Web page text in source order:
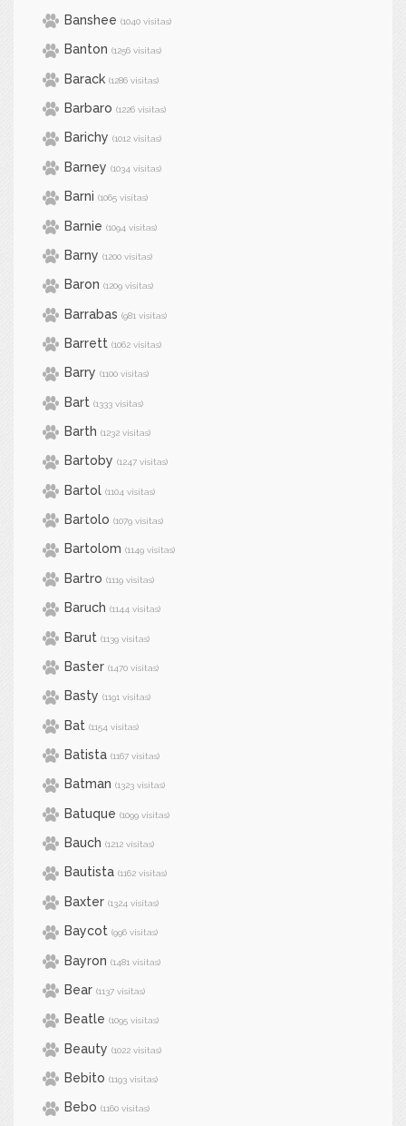
Banshee (1040 visitas)
Banton (1256 visitas)
Barack (1286 visitas)
Barbaro (1226 visitas)
Barichy (1012 visitas)
Barney (1034 visitas)
Barni (1065 visitas)
Barnie (1094 visitas)
Barny (1200 visitas)
Baron (1209 visitas)
Barrabas (981 visitas)
Barrett (1062 visitas)
Barry (1100 visitas)
Bart (1333 visitas)
Barth (1232 visitas)
Bartoby (1247 visitas)
Bartol (1104 visitas)
Bartolo (1079 visitas)
Bartolom (1149 visitas)
Bartro (1119 visitas)
Baruch (1144 visitas)
Barut (1139 visitas)
Baster (1470 visitas)
Basty (1191 visitas)
Bat (1154 visitas)
Batista (1167 visitas)
Batman (1323 visitas)
Batuque (1099 visitas)
Bauch (1212 visitas)
Bautista (1162 visitas)
Baxter (1324 visitas)
Baycot (996 visitas)
Bayron (1481 visitas)
Bear (1137 visitas)
Beatle (1095 visitas)
Beauty (1022 visitas)
Bebito (1193 visitas)
Bebo (1160 visitas)